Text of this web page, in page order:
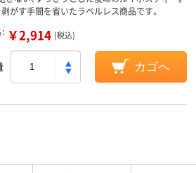
がす手間を省いたラベルレス商品です。
￥2,914 (税込)
カゴへ